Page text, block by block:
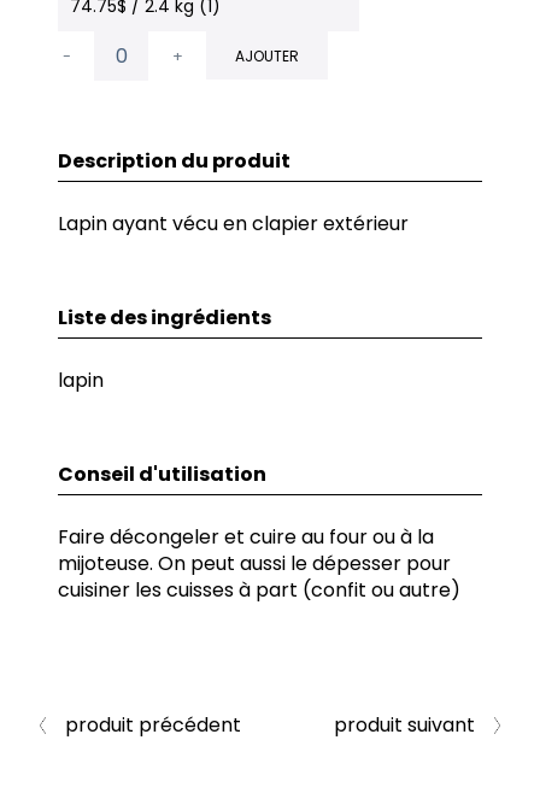
74.75$ / 2.4 kg (1)
- + AJOUTER
Description du produit
Lapin ayant vécu en clapier extérieur
Liste des ingrédients
lapin
Conseil d'utilisation
Faire décongeler et cuire au four ou à la
mijoteuse. On peut aussi le dépesser pour
cuisiner les cuisses à part (confit ou autre)
produit précédent produit suivant